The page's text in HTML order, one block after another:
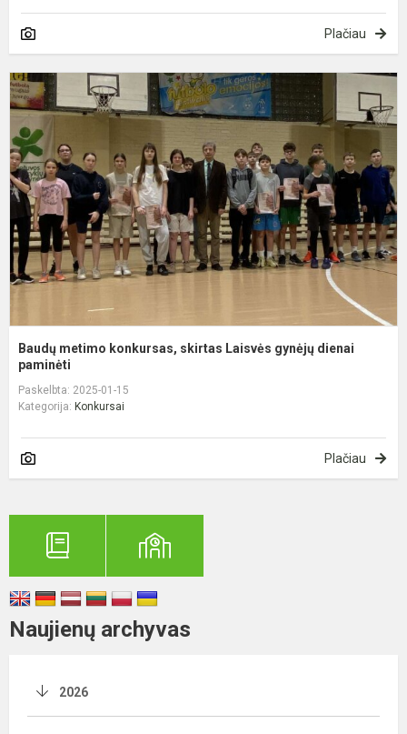
Plačiau
Baudų metimo konkursas, skirtas Laisvės gynėjų dienai
paminėti
Paskelbta: 2025-01-15
Kategorija: Konkursai
Plačiau
Naujienų archyvas
2026